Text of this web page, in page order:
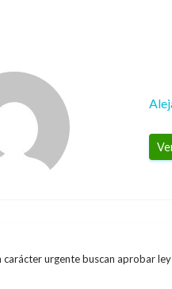
carácter urgente buscan aprobar